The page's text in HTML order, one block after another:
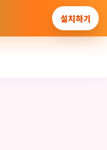
설치하기